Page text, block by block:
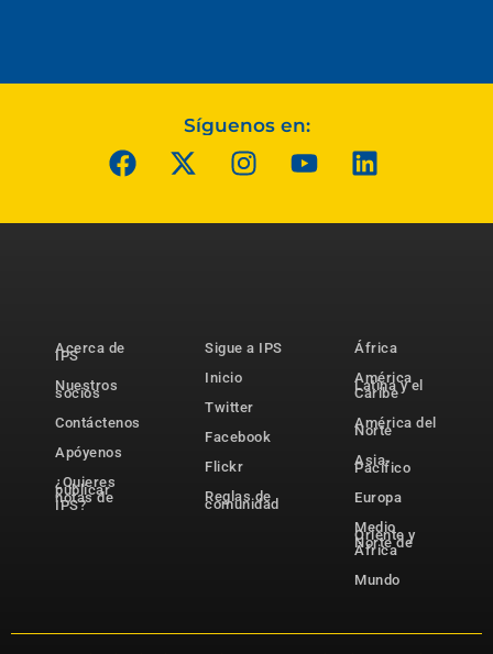
Síguenos en:
Acerca de
IPS
Nuestros
socios
Contáctenos
Apóyenos
¿Quieres
publicar
notas de
IPS?
Sigue a IPS
Inicio
Twitter
Facebook
Flickr
Reglas de
comunidad
África
América
Latina y el
Caribe
América del
Norte
Asia-
Pacífico
Europa
Medio
Oriente y
Norte de
África
Mundo